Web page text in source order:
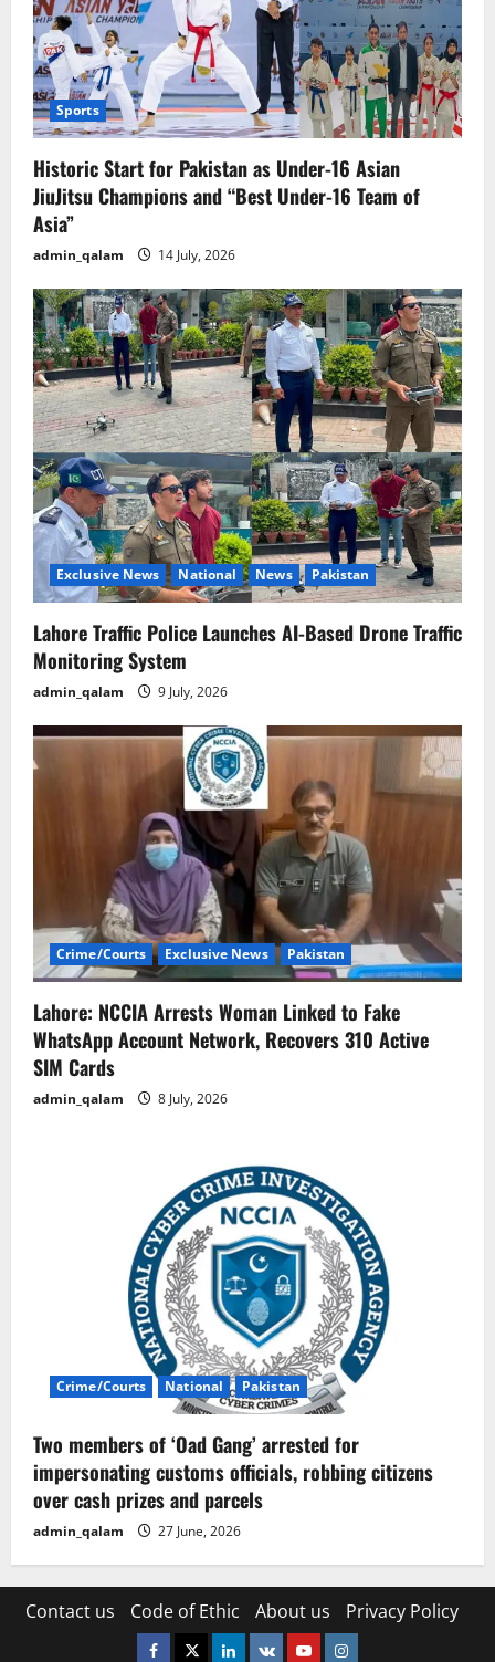
Sports
Historic Start for Pakistan as Under-16 Asian
JiuJitsu Champions and “Best Under-16 Team of
Asia”
admin_qalam 14 July, 2026
Exclusive News National News Pakistan
Lahore Traffic Police Launches AI-Based Drone Traffic
Monitoring System
admin_qalam 9 July, 2026
Crime/Courts Exclusive News Pakistan
Lahore: NCCIA Arrests Woman Linked to Fake
WhatsApp Account Network, Recovers 310 Active
SIM Cards
admin_qalam 8 July, 2026
Crime/Courts National Pakistan
Two members of ‘Oad Gang’ arrested for
impersonating customs officials, robbing citizens
over cash prizes and parcels
admin_qalam 27 June, 2026
Contact us Code of Ethic About us Privacy Policy
Facebook
TwitterLinkedin
VK YoutubeInstagram